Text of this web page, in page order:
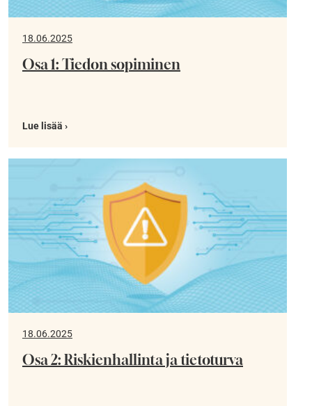
18.06.2025
Osa 1: Tiedon sopiminen
Lue lisää ›
18.06.2025
Osa 2: Riskienhallinta ja tietoturva